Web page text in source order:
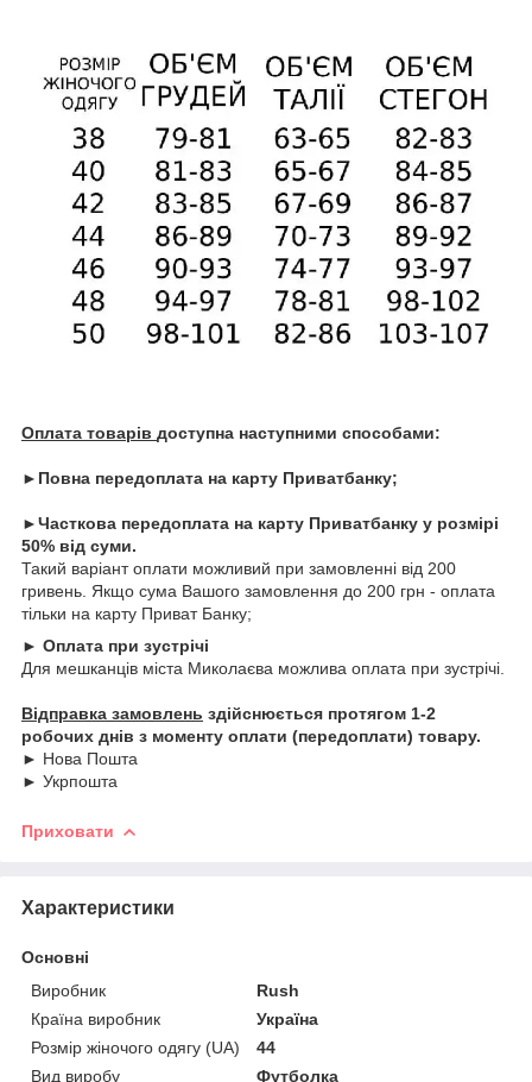
Оплата товарів доступна наступними способами:
►Повна передоплата на карту Приватбанку;
►Часткова передоплата на карту Приватбанку у розмірі
50% від суми.
Такий варіант оплати можливий при замовленні від 200
гривень. Якщо сума Вашого замовлення до 200 грн - оплата
тільки на карту Приват Банку;
► Оплата при зустрічі
Для мешканців міста Миколаєва можлива оплата при зустрічі.
Відправка замовлень здійснюється протягом 1-2
робочих днів з моменту оплати (передоплати) товару.
► Нова Пошта
► Укрпошта
Приховати
Характеристики
Основні
Виробник
Rush
Країна виробник
Україна
Розмір жіночого одягу (UA)
44
Вид виробу
Футболка